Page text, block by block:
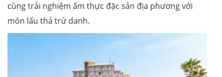
cùng trải nghiệm ẩm thực đặc sản địa phương với
món lẩu thả trứ danh.